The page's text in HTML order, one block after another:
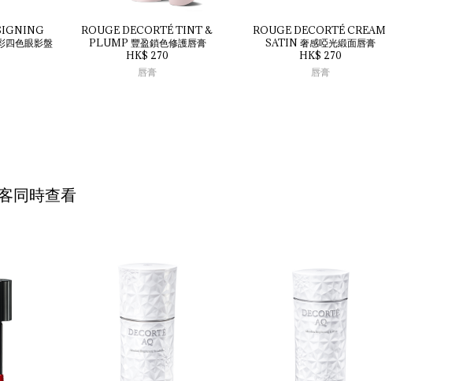
四色眼影盤
ROUGE DECORTÉ TINT &
PLUMP 豐盈鎖色修護唇膏
HK$ 270
唇膏
ROUGE DECORTÉ CREAM
SATIN 奢感啞光緞面唇膏
HK$ 270
唇膏
同時查看